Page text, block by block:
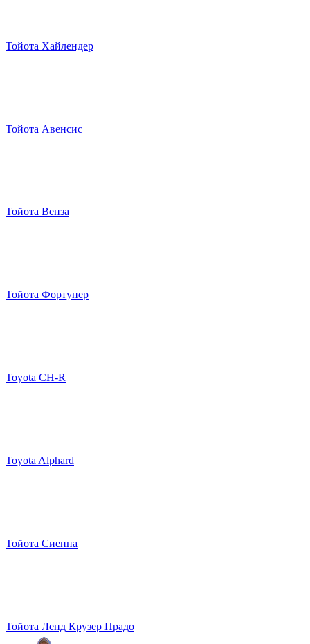
Тойота Хайлендер
Тойота Авенсис
Тойота Венза
Тойота Фортунер
Toyota CH-R
Toyota Alphard
Тойота Сиенна
Тойота Ленд Крузер Прадо